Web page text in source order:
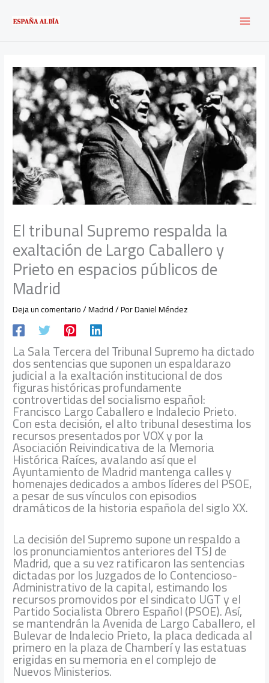
contenido
El tribunal Supremo respalda la
exaltación de Largo Caballero y
Prieto en espacios públicos de
Madrid
Deja un comentario/Madrid/ PorDaniel Méndez
La Sala Tercera del Tribunal Supremo ha dictado
dos sentencias que suponen un espaldarazo
judicial a la exaltación institucional de dos
figuras históricas profundamente
controvertidas del socialismo español:
Francisco Largo Caballero e Indalecio Prieto.
Con esta decisión, el alto tribunal desestima los
recursos presentados por VOX y por la
Asociación Reivindicativa de la Memoria
Histórica Raíces, avalando así que el
Ayuntamiento de Madrid mantenga calles y
homenajes dedicados a ambos líderes del PSOE,
a pesar de sus vínculos con episodios
dramáticos de la historia española del siglo XX.
La decisión del Supremo supone un respaldo a
los pronunciamientos anteriores del TSJ de
Madrid, que a su vez ratificaron las sentencias
dictadas por los Juzgados de lo Contencioso-
Administrativo de la capital, estimando los
recursos promovidos por el sindicato UGT y el
Partido Socialista Obrero Español (PSOE). Así,
se mantendrán la Avenida de Largo Caballero, el
Bulevar de Indalecio Prieto, la placa dedicada al
primero en la plaza de Chamberí y las estatuas
erigidas en su memoria en el complejo de
Nuevos Ministerios.